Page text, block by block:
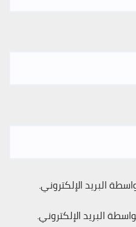
البريد الإلكتروني.
البريد الإلكتروني.